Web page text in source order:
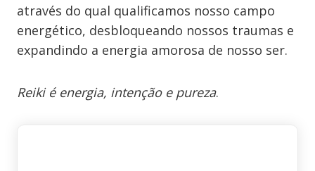
através do qual qualificamos nosso campo
energético, desbloqueando nossos traumas e
expandindo a energia amorosa de nosso ser.
Reiki é energia, intenção e pureza.